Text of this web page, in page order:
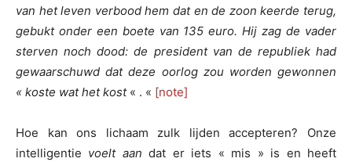
van het leven verbood hem dat en de zoon keerde terug,
gebukt onder een boete van 135 euro. Hij zag de vader
sterven noch dood: de president van de republiek had
gewaarschuwd dat deze oorlog zou worden gewonnen
« koste wat het kost« . « [note]
Hoe kan ons lichaam zulk lijden accepteren? Onze
intelligentie voelt aan dat er iets « mis » is en heeft